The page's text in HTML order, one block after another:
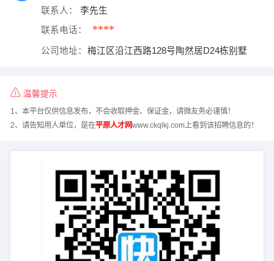
联系人： 李先生
联系电话： ****
公司地址： 梅江区沿江西路128号陶然居D24栋别墅
温馨提示
1、本平台仅供信息发布，不会收取押金、保证金，请微友务必谨慎！
2、请告知用人单位，是在平原人才网www.ckqlkj.com上看到该招聘信息的！